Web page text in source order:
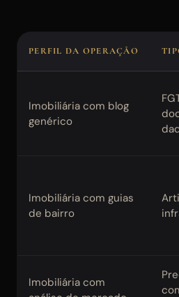
PERFIL DA OPERAÇÃO
Imobiliária com blog
genérico
Imobiliária com guias
de bairro
Imobiliária com